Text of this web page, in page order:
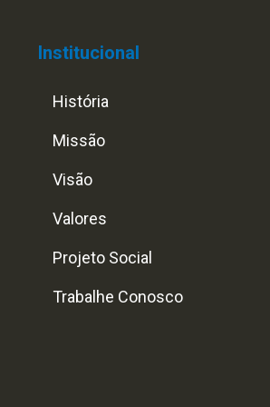
Institucional
História
Missão
Visão
Valores
Projeto Social
Trabalhe Conosco